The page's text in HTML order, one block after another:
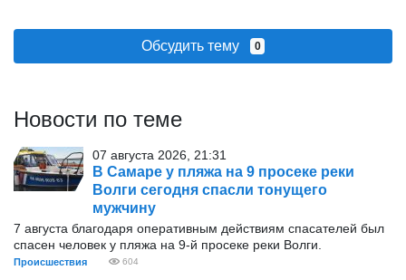
Обсудить тему 0
Новости по теме
07 августа 2026, 21:31
В Самаре у пляжа на 9 просеке реки
Волги сегодня спасли тонущего
мужчину
7 августа благодаря оперативным действиям спасателей был
спасен человек у пляжа на 9-й просеке реки Волги.
Происшествия 604